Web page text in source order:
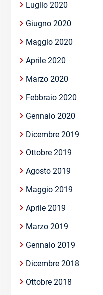
Luglio 2020
Giugno 2020
Maggio 2020
Aprile 2020
Marzo 2020
Febbraio 2020
Gennaio 2020
Dicembre 2019
Ottobre 2019
Agosto 2019
Maggio 2019
Aprile 2019
Marzo 2019
Gennaio 2019
Dicembre 2018
Ottobre 2018